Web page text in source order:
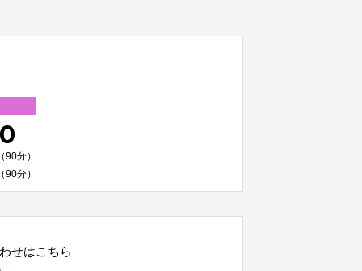
分）
分）
せはこちら